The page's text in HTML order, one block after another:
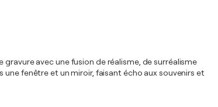
avec une fusion de réalisme, de surréalisme
fenêtre et un miroir, faisant écho aux souvenirs et